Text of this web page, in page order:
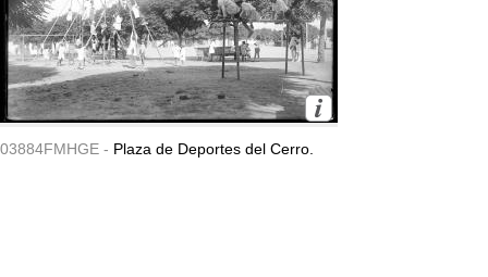
03884FMHGE - Plaza de Deportes del Cerro.